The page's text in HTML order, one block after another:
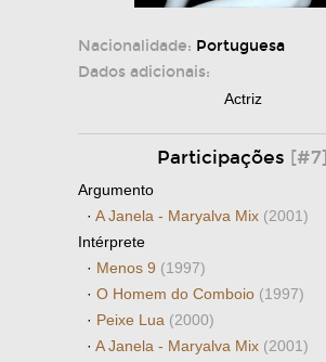
Nacionalidade: Portuguesa
Dados adicionais:
Actriz
Participações [#7]
Argumento
· A Janela - Maryalva Mix (2001)
Intérprete
· Menos 9 (1997)
· O Homem do Comboio (1997)
· Peixe Lua (2000)
· A Janela - Maryalva Mix (2001)